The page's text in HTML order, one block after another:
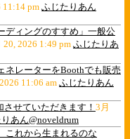
11:14 pm ふじたりあん
ディングのすすめ」一般公
20, 2026 1:49 pmふじたりあ
ネレーターをBoothでも販売
11:06 am ふじたりあん
させていただきます！ 3月
あん@noveldrum
これから生まれるのな